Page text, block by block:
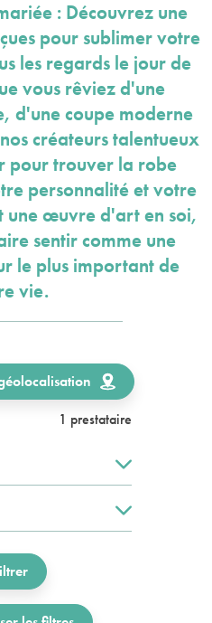
: Découvrez une
pour sublimer votre
les regards le jour de
vous rêviez d'une
d'une coupe moderne
créateurs talentueux
pour trouver la robe
personnalité et votre
une œuvre d'art en soi,
sentir comme une
le plus important de
vie.
1 prestataire